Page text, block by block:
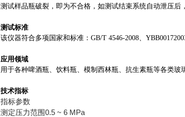
测试样品瓶破裂，即为不合格，如测试结束系统自动泄压后
测试标准
该仪器符合多项国家和标准：GB/T 4546-2008、
应用领域
用于各种啤酒瓶、饮料瓶、模制西林瓶、抗生素瓶等各类
技术指标
指标参数
测定压力范围0.5 ~ 6 MPa